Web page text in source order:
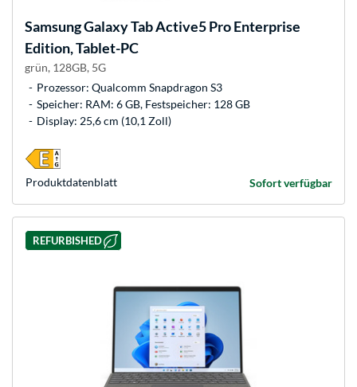
SamsungGalaxy Tab Active5 Pro Enterprise
Edition, Tablet-PC
grün, 128GB, 5G
Prozessor: Qualcomm Snapdragon S3
Speicher: RAM: 6 GB, Festspeicher: 128 GB
Display: 25,6 cm (10,1 Zoll)
Sofort verfügbar
Produkt­datenblatt
REFURBISHED